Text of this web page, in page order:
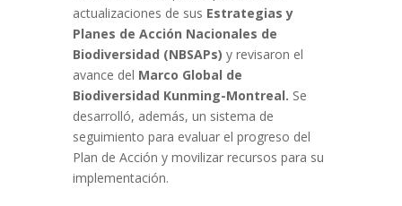
actualizaciones de sus Estrategias y
Planes de Acción Nacionales de
Biodiversidad (NBSAPs) y revisaron el
avance del Marco Global de
Biodiversidad Kunming-Montreal. Se
desarrolló, además, un sistema de
seguimiento para evaluar el progreso del
Plan de Acción y movilizar recursos para su
implementación.